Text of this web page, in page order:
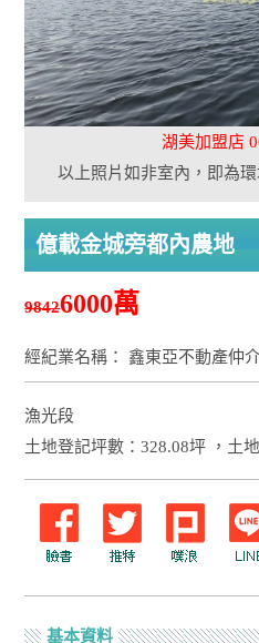
湖美加盟店
以上照片如非室內，即為
億載金城旁都內農地
98426000萬
經紀業名稱： 鑫東亞不動產仲
漁光段
土地登記坪數：328.08坪 ，土地
基本資料